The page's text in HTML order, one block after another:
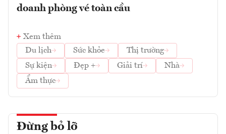
doanh phòng vé toàn cầu
Xem thêm
Du lịch
Sức khỏe
Thị trường
Sự kiện
Đẹp + Giải trí
Nhà
Ẩm thực
Đừng bỏ lỡ